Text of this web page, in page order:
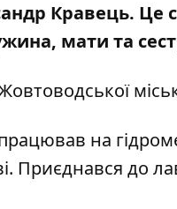
Кравець. Це
мати та
на
Приєднався до